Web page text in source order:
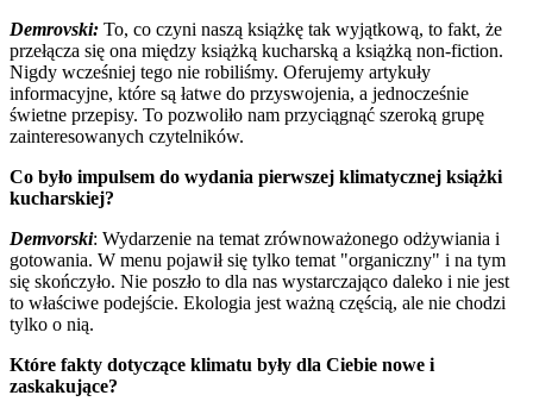
Demrovski: To, co czyni naszą książkę tak wyjątkową, to fakt, że
przełącza się ona między książką kucharską a książką non-fiction.
Nigdy wcześniej tego nie robiliśmy. Oferujemy artykuły
informacyjne, które są łatwe do przyswojenia, a jednocześnie
świetne przepisy. To pozwoliło nam przyciągnąć szeroką grupę
zainteresowanych czytelników.
Co było impulsem do wydania pierwszej klimatycznej książki
kucharskiej?
Demvorski: Wydarzenie na temat zrównoważonego odżywiania i
gotowania. W menu pojawił się tylko temat "organiczny" i na tym
się skończyło. Nie poszło to dla nas wystarczająco daleko i nie jest
to właściwe podejście. Ekologia jest ważną częścią, ale nie chodzi
tylko o nią.
Które fakty dotyczące klimatu były dla Ciebie nowe i
zaskakujące?